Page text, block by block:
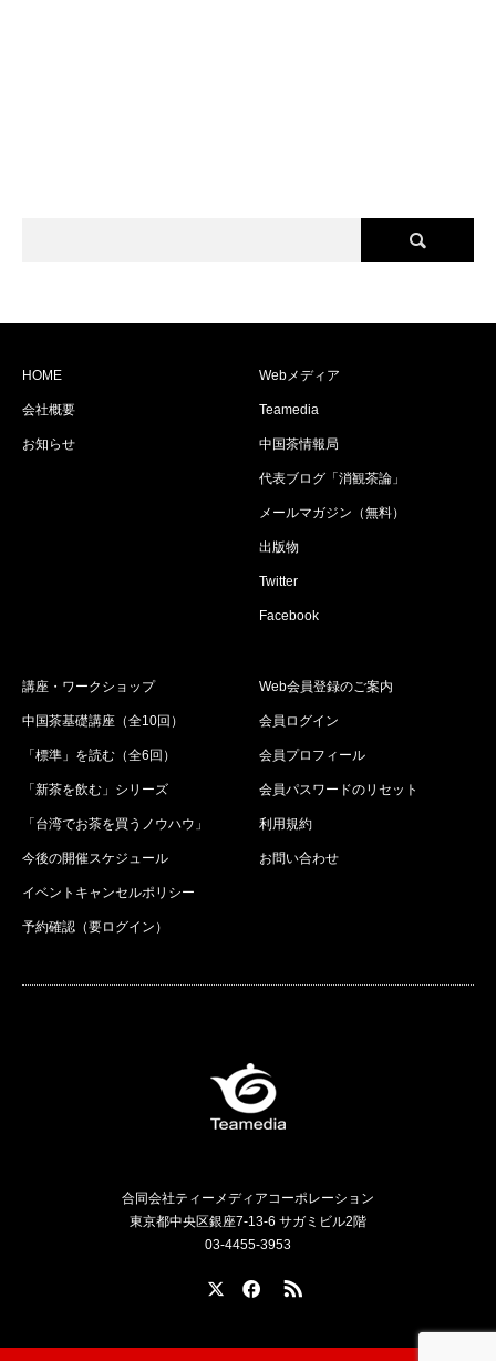
HOME
会社概要
お知らせ
Webメディア
Teamedia
中国茶情報局
代表ブログ「消観茶論」
メールマガジン（無料）
出版物
Twitter
Facebook
講座・ワークショップ
中国茶基礎講座（全10回）
「標準」を読む（全6回）
「新茶を飲む」シリーズ
「台湾でお茶を買うノウハウ」
今後の開催スケジュール
イベントキャンセルポリシー
予約確認（要ログイン）
Web会員登録のご案内
会員ログイン
会員プロフィール
会員パスワードのリセット
利用規約
お問い合わせ
合同会社ティーメディアコーポレーション
東京都中央区銀座7-13-6 サガミビル2階
03-4455-3953